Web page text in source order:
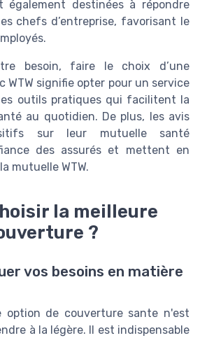
également destinées à répondre
chefs d’entreprise, favorisant le
besoin, faire le choix d’une
WTW signifie opter pour un service
outils pratiques qui facilitent la
au quotidien. De plus, les avis
sur leur mutuelle santé
des assurés et mettent en
mutuelle WTW.
la meilleure
?
vos besoins en matière
option de couverture sante n'est
à la légère. Il est indispensable